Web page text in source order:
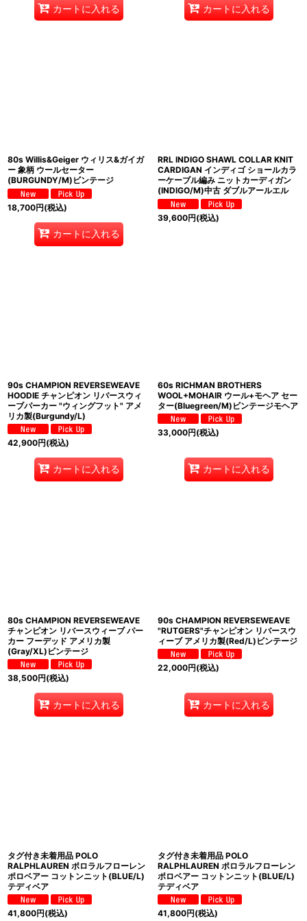
カートに入れる カートに入れる
80s Willis&Geiger ウィリス&ガイガ
ー 象柄 ウールセーター
(BURGUNDY/M)ビンテージ
18,700円(税込)
カートに入れる
RRL INDIGO SHAWL COLLAR KNIT
CARDIGAN インディゴ ショールカラ
ーケーブル編み ニットカーディガン
(INDIGO/M)中古 ダブルアールエル
39,600円(税込)
90s CHAMPION REVERSEWEAVE
HOODIE チャンピオン リバースウィ
ーブパーカー "ウィングフット" アメ
リカ製(Burgundy/L)
42,900円(税込)
カートに入れる
60s RICHMAN BROTHERS
WOOL+MOHAIR ウール+モヘア セー
ター(Bluegreen/M)ビンテージモヘア
33,000円(税込)
カートに入れる
80s CHAMPION REVERSEWEAVE
チャンピオン リバースウィーブ パー
カー フーデッド アメリカ製
(Gray/XL)ビンテージ
38,500円(税込)
カートに入れる
90s CHAMPION REVERSEWEAVE
"RUTGERS"チャンピオン リバースウ
ィーブ アメリカ製(Red/L)ビンテージ
22,000円(税込)
カートに入れる
タグ付き未着用品 POLO
RALPHLAUREN ポロラルフローレン
ポロベアー コットンニット(BLUE/L)
テディベア
41,800円(税込)
タグ付き未着用品 POLO
RALPHLAUREN ポロラルフローレン
ポロベアー コットンニット(BLUE/L)
テディベア
41,800円(税込)